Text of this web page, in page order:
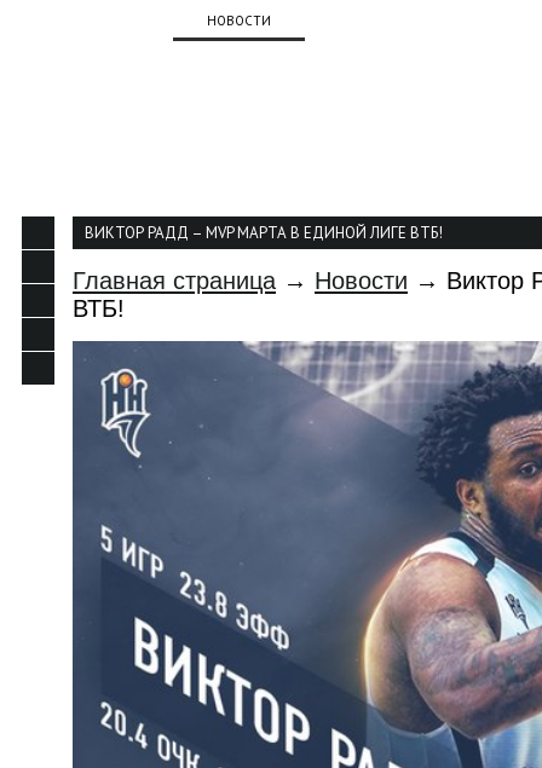
НОВОСТИ
ВИКТОР РАДД – MVP МАРТА В ЕДИНОЙ ЛИГЕ ВТБ!
Главная страница → Новости → Виктор
ВТБ!